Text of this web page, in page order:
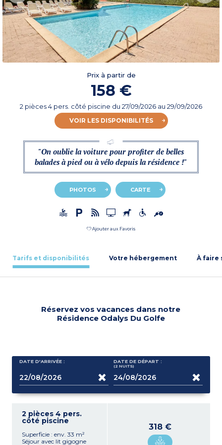
Prix à partir de
158 €
2 pièces 4 pers. côté piscine du 27/09/2026 au 29/09/2026
VOIR LES DISPONIBILITÉS
"On oublie la voiture pour profiter de belles
balades à pied ou à vélo depuis la résidence !"
PHOTOS CARTE
Ajouter aux Favoris
Tarifs et disponibilités Votre hébergement À faire
Réservez vos vacances dans notre
Résidence Odalys Du Golfe
DATE D'ARRIVÉE : DATE DE DÉPART :
(2 NUITS)
2 pièces 4 pers.
côté piscine
Superficie : env. 33 m²
Séjour avec lit gigogne
318 €